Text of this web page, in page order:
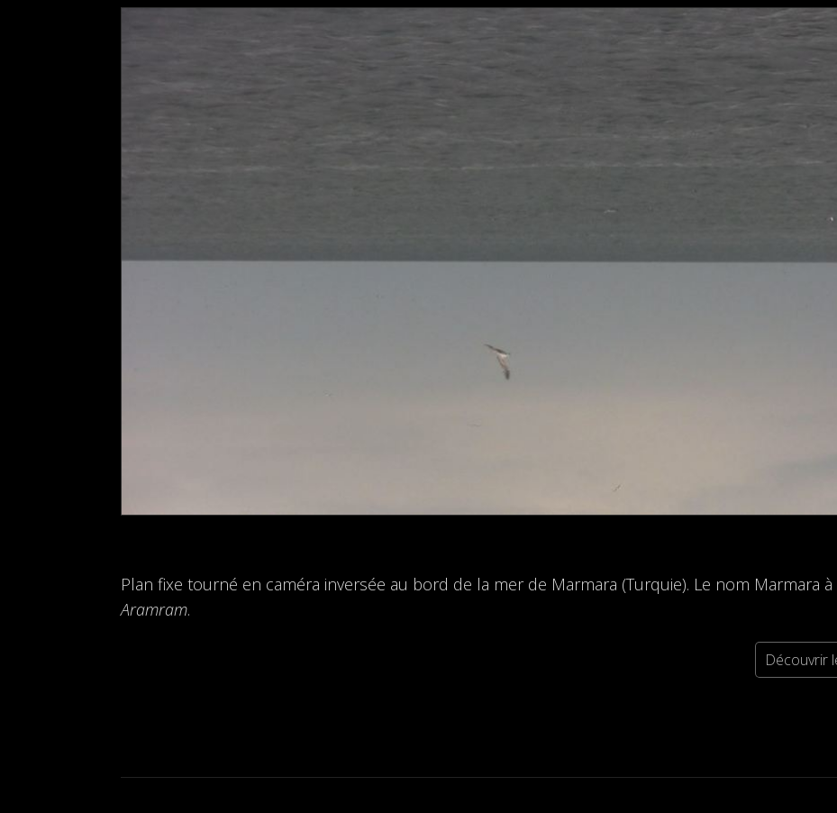
Plan fixe tourné en caméra inversée au bord de la mer de Marmara (Turquie). Le nom Marmara
Aramram.
Découvrir